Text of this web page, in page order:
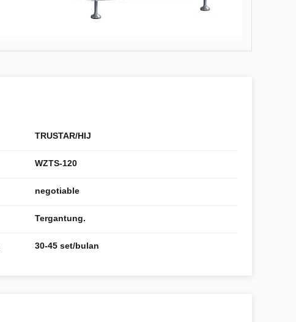
TRUSTAR/HIJ
WZTS-120
negotiable
Tergantung.
30-45 set/bulan